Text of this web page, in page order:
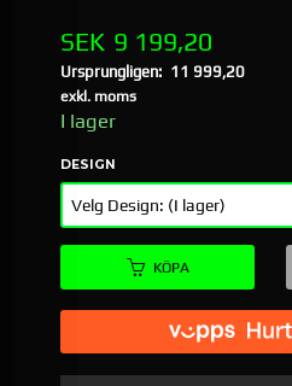
Erbjudande
SEK 9 199,20
Ursprungligen: 11 999,20
Rabatt
exkl. moms
I lager
DESIGN
KÖPA